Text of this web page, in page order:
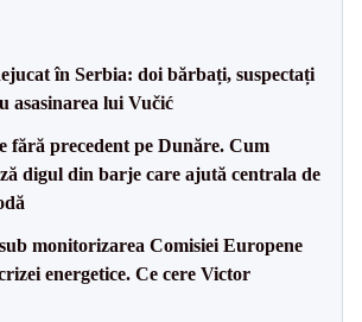
în Serbia: doi bărbați, suspectați
asasinarea lui Vučić
fără precedent pe Dunăre. Cum
digul din barje care ajută centrala de
monitorizarea Comisiei Europene
energetice. Ce cere Victor